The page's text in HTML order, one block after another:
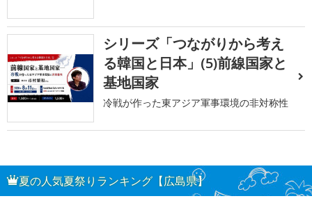
シリーズ「つながりから考え
る韓国と日本」(5)前線国家と
基地国家
冷戦が作った東アジア軍事環境の非対称性
夏の人気夏祭りランキング【広島県】